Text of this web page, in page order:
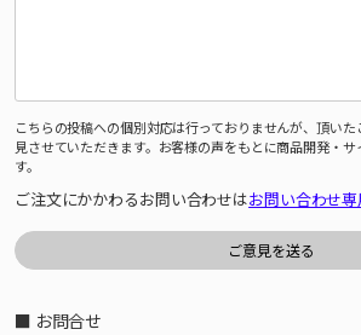
こちらの投稿への個別対応は行っておりませんが、頂い
見させていただきます。お客様の声をもとに商品開発・サ
す。
ご注文にかかわるお問い合わせはお問い合わせ
■ お問合せ